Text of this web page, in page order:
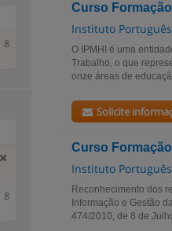
Curso
Instituto
O IPMHI é uma
Trabalho, o que
onze áreas de
Solicite
Curso
Instituto
Reconhecimento dos
Informação e Gestão
474/2010, de 8 de
8
8